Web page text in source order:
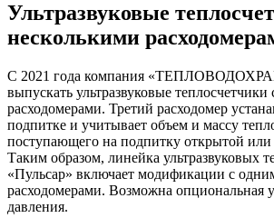
Ультразвуковые
несколькими
С 2021 года компания
выпускать ультразвуковые теплосчетчики
расходомерами. Третий расходомер
подпитке и учитывает объем и массу
поступающего на подпитку открытой или
Таким образом, линейка ультразвуковых
«Пульсар» включает модификации с
расходомерами. Возможна опциональная
давления.